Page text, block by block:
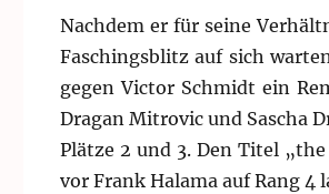
Nachdem er für seine
Faschingsblitz auf sich
gegen Victor Schmidt ein
Dragan Mitrovic und Sascha
Plätze 2 und 3. Den Titel
vor Frank Halama auf Rang 4